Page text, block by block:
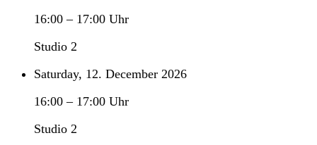
16:00 – 17:00 Uhr
Studio 2
Saturday, 12. December 2026
16:00 – 17:00 Uhr
Studio 2